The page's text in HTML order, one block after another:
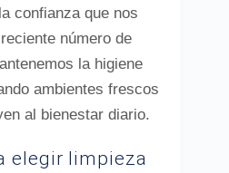
confianza que nos
número de
la higiene
ambientes frescos
al bienestar diario.
elegir limpieza